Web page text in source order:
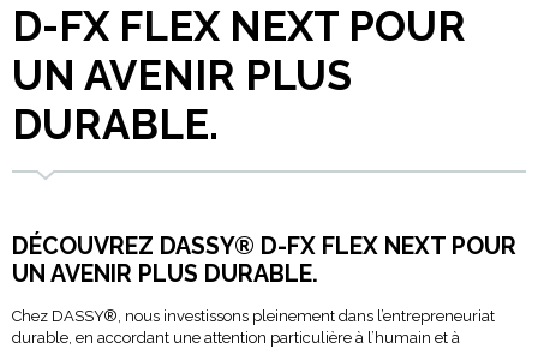
D-FX FLEX NEXT POUR
UN AVENIR PLUS
DURABLE.
DÉCOUVREZ DASSY® D-FX FLEX NEXT POUR
UN AVENIR PLUS DURABLE.
Chez DASSY®, nous investissons pleinement dans l’entrepreneuriat
durable, en accordant une attention particulière à l’humain et à